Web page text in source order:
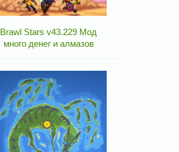
Brawl Stars v43.229 Мод
много денег и алмазов